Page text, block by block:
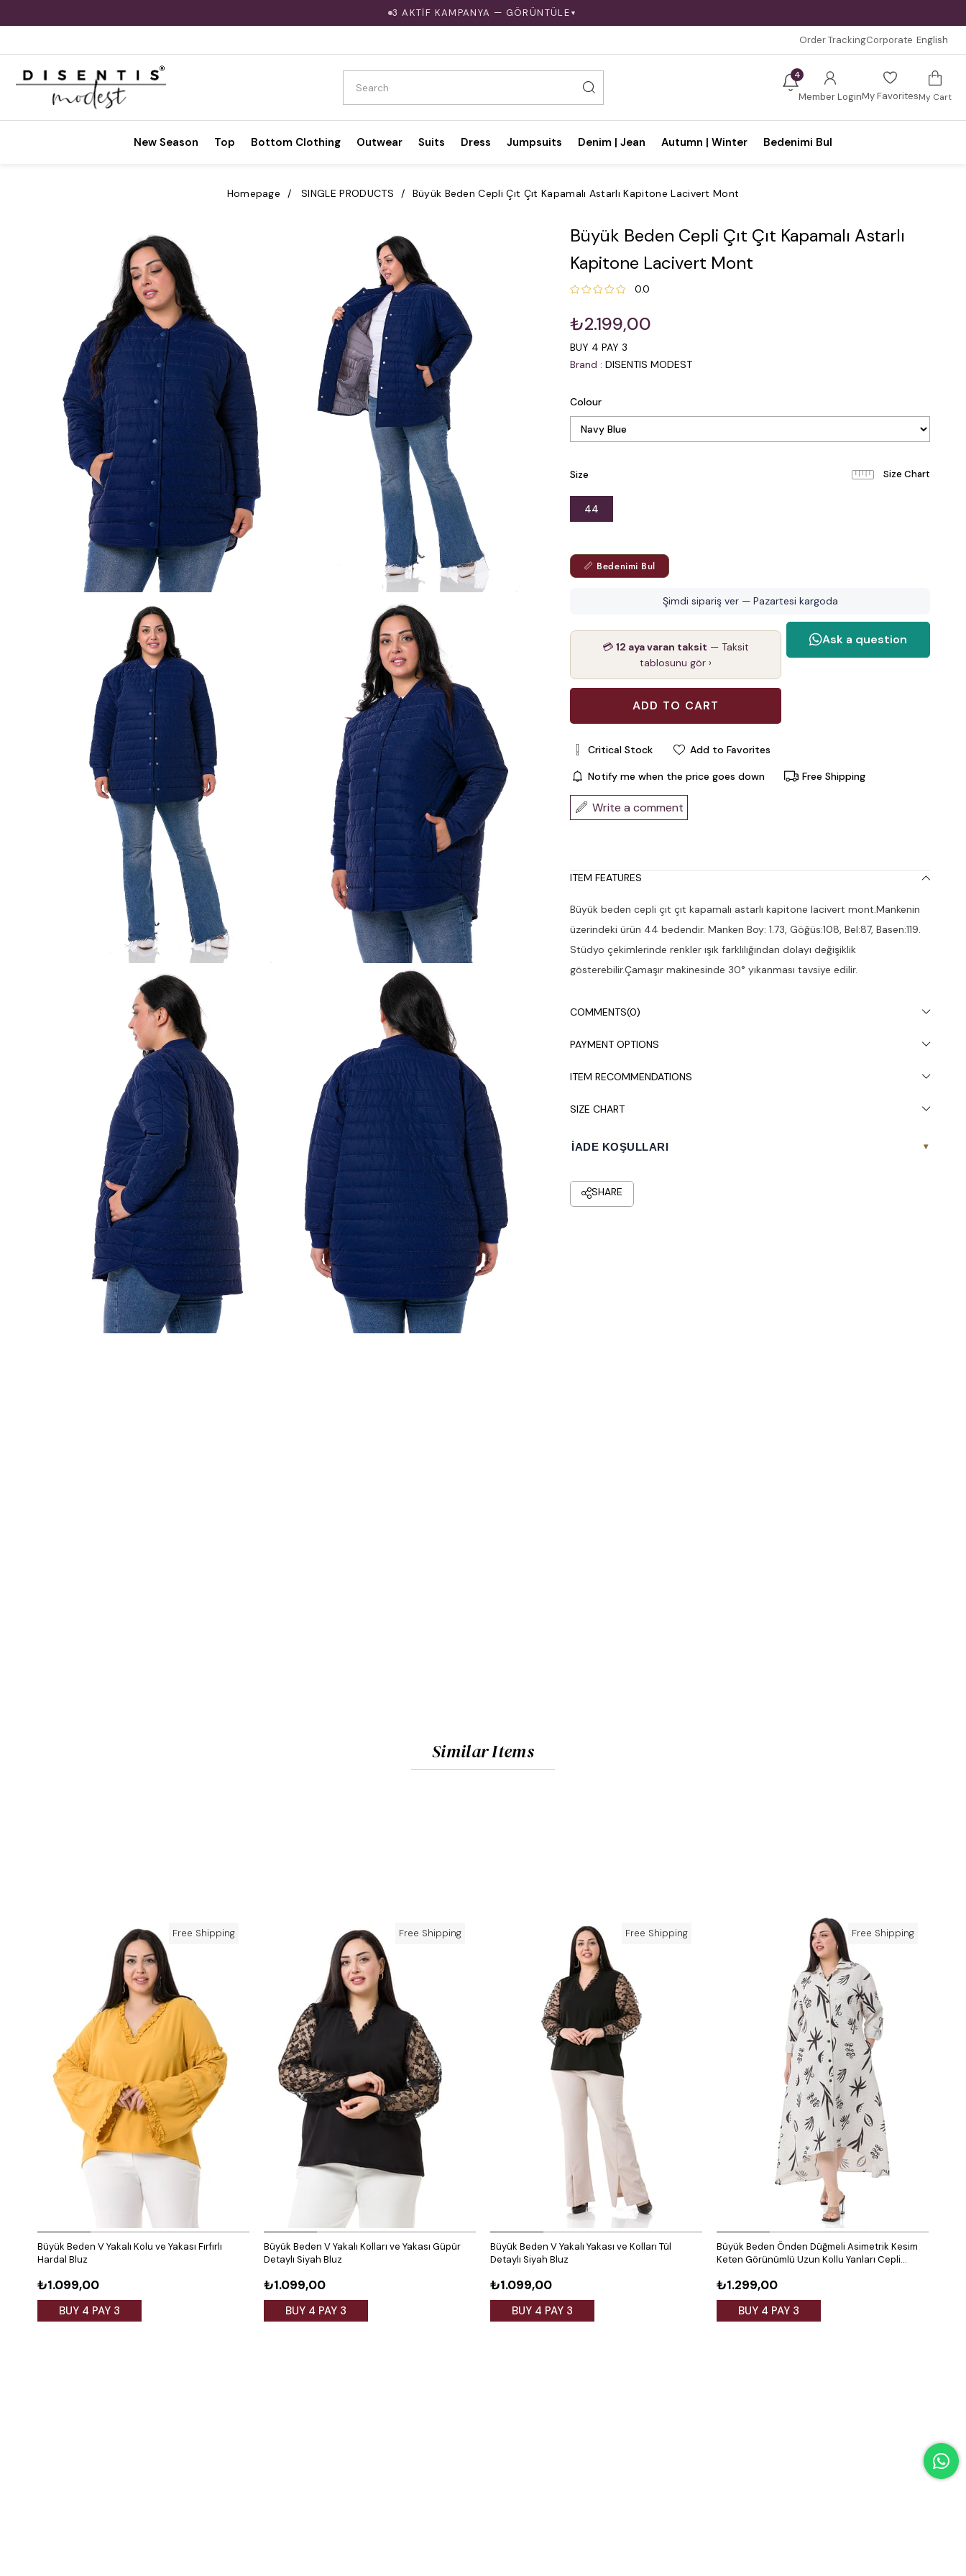
3 AKTİF KAMPANYA — GÖRÜNTÜLE ▼
Order TrackingCorporate English
4
Member LoginMy FavoritesMy Cart
New Season Top Bottom Clothing Outwear Suits Dress Jumpsuits Denim | Jean Autumn | Winter Bedenimi Bul
Homepage SINGLE PRODUCTS Büyük Beden Cepli Çıt Çıt Kapamalı Astarlı Kapitone Lacivert Mont
Büyük Beden Cepli Çıt Çıt Kapamalı Astarlı
Kapitone Lacivert Mont
0.0
₺2.199,00
BUY 4 PAY 3
Brand : DISENTIS MODEST
Colour
Size
44
📏 Bedenimi Bul
Şimdi sipariş ver — Pazartesi kargoda
💳12 aya varan taksit — Taksit
tablosunu gör ›
Critical Stock Add to Favorites
Notify me when the price goes down Free Shipping
Write a comment
ITEM FEATURES
Büyük beden cepli çıt çıt kapamalı astarlı kapitone lacivert mont.Mankenin
üzerindeki ürün 44 bedendir. Manken Boy: 1.73, Göğüs:108, Bel:87, Basen:119.
Stüdyo çekimlerinde renkler ışık farklılığından dolayı değişiklik
gösterebilir.Çamaşır makinesinde 30° yıkanması tavsiye edilir.
COMMENTS(0)
PAYMENT OPTIONS
ITEM RECOMMENDATIONS
SIZE CHART
İADE KOŞULLARI ▾
Similar Items
Büyük Beden V Yakalı Kolu ve Yakası Fırfırlı
Hardal Bluz
₺1.099,00
BUY 4 PAY 3
Free Shipping
Büyük Beden V Yakalı Kolları ve Yakası Güpür
Detaylı Siyah Bluz
₺1.099,00
BUY 4 PAY 3
Free Shipping
Büyük Beden V Yakalı Yakası ve Kolları Tül
Detaylı Siyah Bluz
₺1.099,00
BUY 4 PAY 3
Free Shipping
Büyük Beden Önden Düğmeli Asimetrik Kesim
Keten Görünümlü Uzun Kollu Yanları Cepli
₺1.299,00
BUY 4 PAY 3
Free Shipping